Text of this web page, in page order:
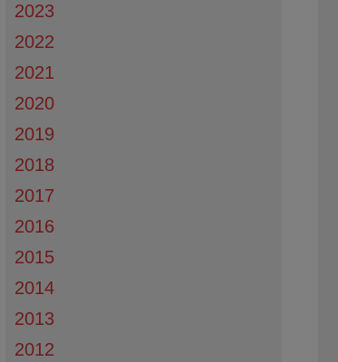
2023
2022
2021
2020
2019
2018
2017
2016
2015
2014
2013
2012